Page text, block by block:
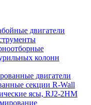
двигатели
колонн
двигатели
секции R-Wall
ясы, RJ2-2HM